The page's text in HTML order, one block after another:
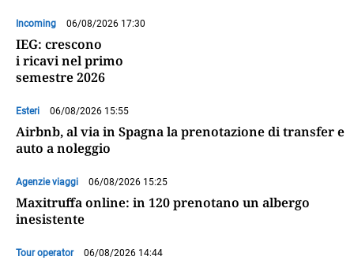
Incoming 06/08/2026 17:30
IEG: crescono
i ricavi nel primo
semestre 2026
Esteri 06/08/2026 15:55
Airbnb, al via in Spagna la prenotazione di transfer e
auto a noleggio
Agenzie viaggi 06/08/2026 15:25
Maxitruffa online: in 120 prenotano un albergo
inesistente
Tour operator 06/08/2026 14:44